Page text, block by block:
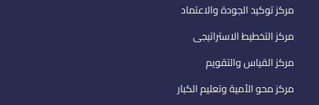
مركز توكيد الجودة والاعتماد
مركز التخطيط الاستراتيجى
مركز القياس والتقويم
مركز محو الأمية وتعليم الكبار